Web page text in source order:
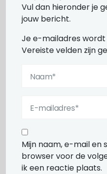
Vul dan hieronder je
jouw bericht.
Je e-mailadres
Vereiste velden zijn
Mijn naam, e-mail en
browser voor de
ik een reactie plaats.